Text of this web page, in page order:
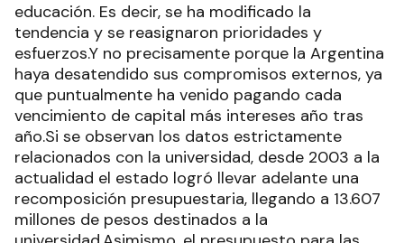
educación. Es decir, se ha modificado la
tendencia y se reasignaron prioridades y
esfuerzos.Y no precisamente porque la Argentina
haya desatendido sus compromisos externos, ya
que puntualmente ha venido pagando cada
vencimiento de capital más intereses año tras
año.Si se observan los datos estrictamente
relacionados con la universidad, desde 2003 a la
actualidad el estado logró llevar adelante una
recomposición presupuestaria, llegando a 13.607
millones de pesos destinados a la